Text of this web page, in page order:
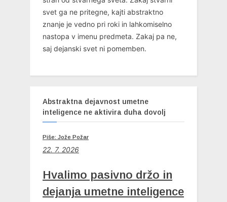
svet ga ne pritegne, kajti abstraktno
znanje je vedno pri roki in lahkomiselno
nastopa v imenu predmeta. Zakaj pa ne,
saj dejanski svet ni pomemben.
Abstraktna dejavnost umetne
inteligence ne aktivira duha dovolj
Piše: Jože Požar
22. 7. 2026
Hvalimo pasivno držo in
dejanja umetne inteligence